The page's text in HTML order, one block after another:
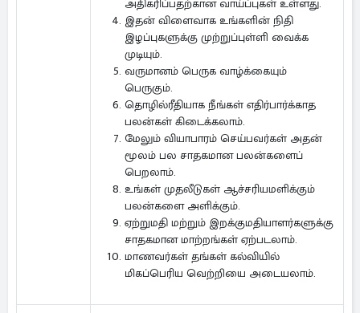
இதன் விளைவாக உங்களின் நிதி
இழப்புகளுக்கு முற்றுப்புள்ளி வைக்க
முடியும்.
வருமானம் பெருக வாழ்க்கையும்
பெருகும்.
தொழில்ரீதியாக நீங்கள் எதிர்பார்க்காத
பலன்கள் கிடைக்கலாம்.
மேலும் வியாபாரம் செய்பவர்கள் அதன்
மூலம் பல சாதகமான பலன்களைப்
பெறலாம்.
உங்கள் முதலீடுகள் ஆச்சரியமளிக்கும்
பலன்களை அளிக்கும்.
ஏற்றுமதி மற்றும் இறக்குமதியாளர்களுக்கு
சாதகமான மாற்றங்கள் ஏற்படலாம்.
மாணவர்கள் தங்கள் கல்வியில்
மிகப்பெரிய வெற்றியை அடையலாம்.